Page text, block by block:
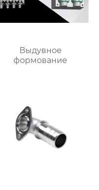
Выдувное
формование